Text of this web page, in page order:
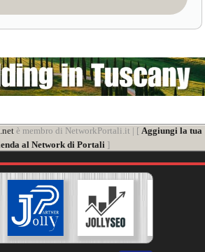
è membro di NetworkPortali.it | [ Aggiungi la tua
al Network di Portali]